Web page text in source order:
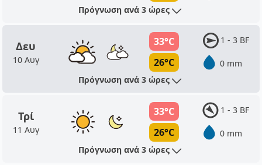
Πρόγνωση ανά 3 ώρες
Δευ
10 Αυγ
33°C
26°C
1 - 3 BF
0 mm
Πρόγνωση ανά 3 ώρες
Τρί
11 Αυγ
33°C
26°C
1 - 3 BF
0 mm
Πρόγνωση ανά 3 ώρες